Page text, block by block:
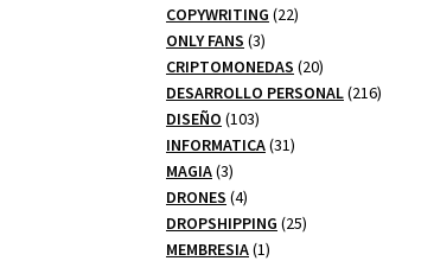
productos
COPYWRITING 2222
ONLY FANS 33
productos
CRIPTOMONEDAS 2020
productos
DESARROLLO PERSONAL 216216
DISEÑO 103103
productos
INFORMATICA 3131
MAGIA 33
productos
DRONES 44
productos
DROPSHIPPING 2525
MEMBRESIA 11